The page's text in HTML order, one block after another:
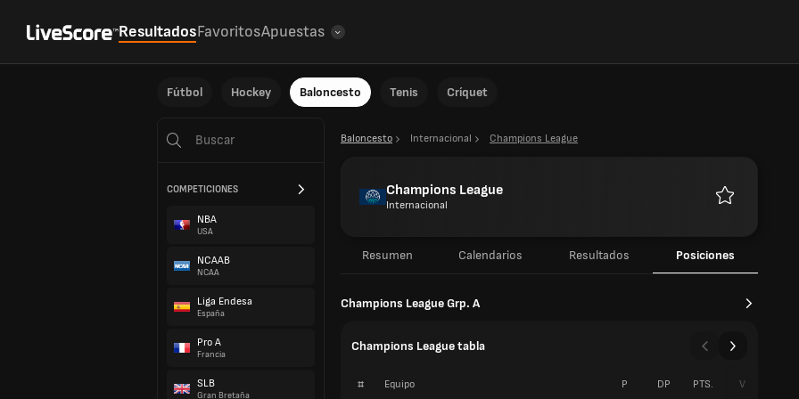
ResultadosFavoritosApuestas
Fútbol Hockey Baloncesto Tenis Críquet
COMPETICIONES
NBA
USA
NCAAB
NCAA
Liga Endesa
España
Pro A
Francia
SLB
Gran Bretaña
Baloncesto Internacional Champions League
Champions League
Internacional
Resumen Calendarios Resultados Posiciones
Champions League Grp. A
Champions League tabla
# Equipo P DP PTS. V